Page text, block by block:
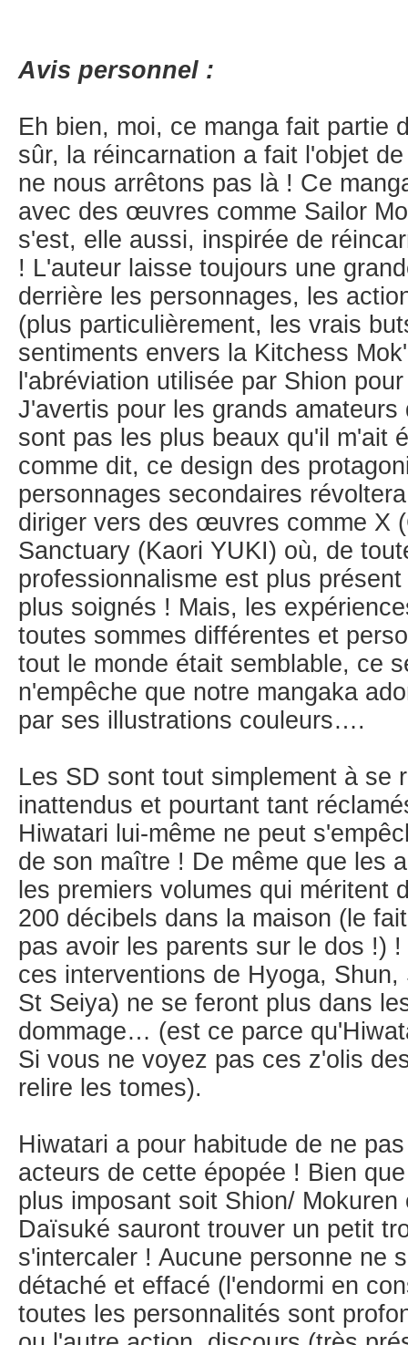
Avis personnel :
Eh bien, moi, ce manga fait partie
sûr, la réincarnation a fait l'objet
ne nous arrêtons pas là ! Ce
avec des œuvres comme Sailor
s'est, elle aussi, inspirée de
! L'auteur laisse toujours une
derrière les personnages, les
(plus particulièrement, les vrais
sentiments envers la Kitchess
l'abréviation utilisée par Shion
J'avertis pour les grands
sont pas les plus beaux qu'il m'ait
comme dit, ce design des
personnages secondaires
diriger vers des œuvres comme X
Sanctuary (Kaori YUKI) où, de
professionnalisme est plus
plus soignés ! Mais, les
toutes sommes différentes et
tout le monde était semblable, ce
n'empêche que notre mangaka
par ses illustrations couleurs….
Les SD sont tout simplement à se
inattendus et pourtant tant
Hiwatari lui-même ne peut
de son maître ! De même que les
les premiers volumes qui méritent
200 décibels dans la maison (le
pas avoir les parents sur le dos !)
ces interventions de Hyoga,
St Seiya) ne se feront plus dans
dommage… (est ce parce
Si vous ne voyez pas ces z'olis
relire les tomes).
Hiwatari a pour habitude de ne
acteurs de cette épopée ! Bien
plus imposant soit Shion/
Daïsuké sauront trouver un petit
s'intercaler ! Aucune personne ne
détaché et effacé (l'endormi en
toutes les personnalités sont